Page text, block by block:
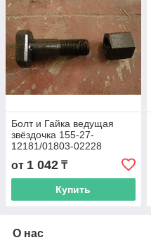
Болт и Гайка ведущая
звёздочка 155-27-
12181/01803-02228
от 1 042 ₸
Купить
О нас